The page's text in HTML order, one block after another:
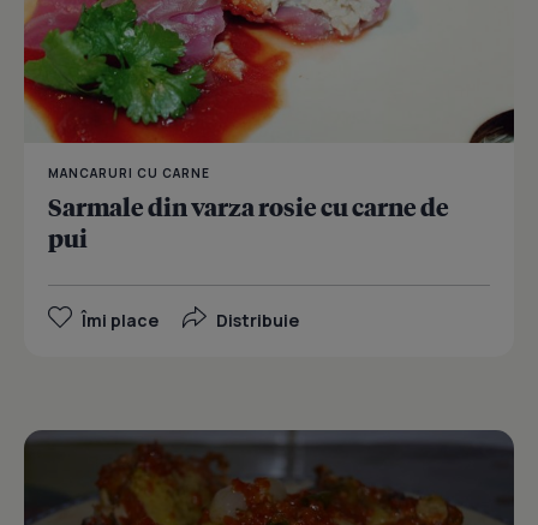
MANCARURI CU CARNE
Sarmale din varza rosie cu carne de
pui
Îmi place Distribuie